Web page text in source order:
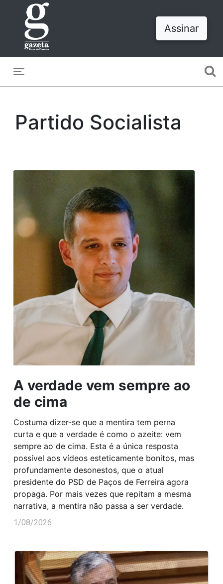
Assinar
Partido Socialista
A verdade vem sempre ao
de cima
Costuma dizer-se que a mentira tem perna
curta e que a verdade é como o azeite: vem
sempre ao de cima. Esta é a única resposta
possível aos vídeos esteticamente bonitos, mas
profundamente desonestos, que o atual
presidente do PSD de Paços de Ferreira agora
propaga. Por mais vezes que repitam a mesma
narrativa, a mentira não passa a ser verdade.
1/08/2026